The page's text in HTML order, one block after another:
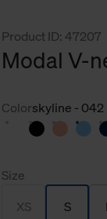
Product ID: 47207
Modal V-
Colorskyline - 042
Size
XS S